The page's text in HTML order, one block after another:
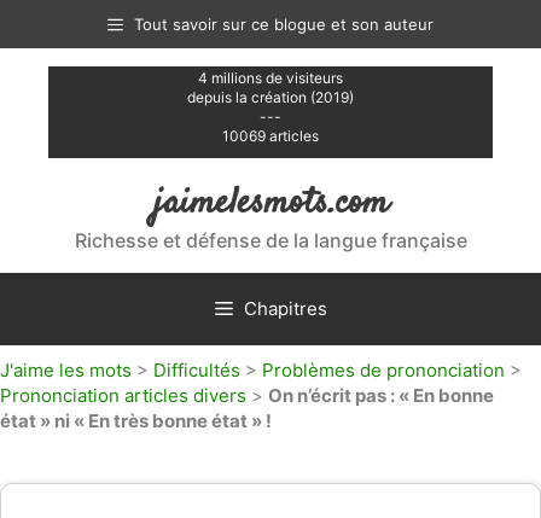
contenu
Tout savoir sur ce blogue et son auteur
4 millions de visiteurs
depuis la création (2019)
---
10069 articles
jaimelesmots.com
Richesse et défense de la langue française
Chapitres
J'aime les mots > Difficultés > Problèmes de prononciation >
Prononciation articles divers > On n’écrit pas : « En bonne
état » ni « En très bonne état » !